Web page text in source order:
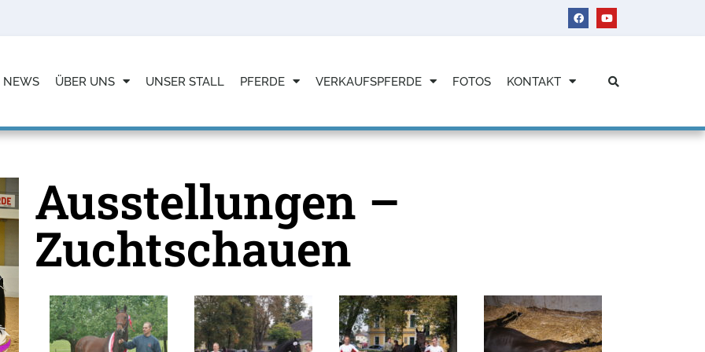
NEWS ÜBER UNS UNSER STALL PFERDE VERKAUFSPFERDE FOTOS KONTAKT
Ausstellungen –
Zuchtschauen